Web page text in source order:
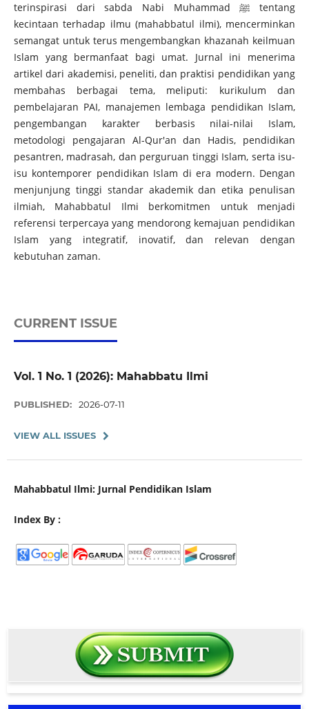
terinspirasi dari sabda Nabi Muhammad ﷺ tentang
kecintaan terhadap ilmu (mahabbatul ilmi), mencerminkan
semangat untuk terus mengembangkan khazanah keilmuan
Islam yang bermanfaat bagi umat. Jurnal ini menerima
artikel dari akademisi, peneliti, dan praktisi pendidikan yang
membahas berbagai tema, meliputi: kurikulum dan
pembelajaran PAI, manajemen lembaga pendidikan Islam,
pengembangan karakter berbasis nilai-nilai Islam,
metodologi pengajaran Al-Qur'an dan Hadis, pendidikan
pesantren, madrasah, dan perguruan tinggi Islam, serta isu-
isu kontemporer pendidikan Islam di era modern. Dengan
menjunjung tinggi standar akademik dan etika penulisan
ilmiah, Mahabbatul Ilmi berkomitmen untuk menjadi
referensi terpercaya yang mendorong kemajuan pendidikan
Islam yang integratif, inovatif, dan relevan dengan
kebutuhan zaman.
CURRENT ISSUE
Vol. 1 No. 1 (2026): Mahabbatu Ilmi
PUBLISHED: 2026-07-11
VIEW ALL ISSUES
Mahabbatul Ilmi: Jurnal Pendidikan Islam
Index By :